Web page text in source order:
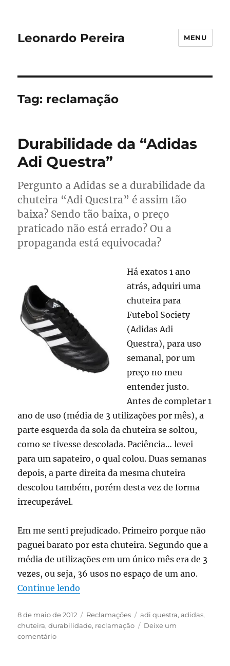
Leonardo Pereira MENU
Tag: reclamação
Durabilidade da “Adidas
Adi Questra”
Pergunto a Adidas se a durabilidade da
chuteira “Adi Questra” é assim tão
baixa? Sendo tão baixa, o preço
praticado não está errado? Ou a
propaganda está equivocada?
Há exatos 1 ano
atrás, adquiri uma
chuteira para
Futebol Society
(Adidas Adi
Questra), para uso
semanal, por um
preço no meu
entender justo.
Antes de completar 1
ano de uso (média de 3 utilizações por mês), a
parte esquerda da sola da chuteira se soltou,
como se tivesse descolada. Paciência… levei
para um sapateiro, o qual colou. Duas semanas
depois, a parte direita da mesma chuteira
descolou também, porém desta vez de forma
irrecuperável.
Em me senti prejudicado. Primeiro porque não
paguei barato por esta chuteira. Segundo que a
média de utilizações em um único mês era de 3
vezes, ou seja, 36 usos no espaço de um ano.
Continue lendo
Publicado
em
8 de maio de 2012 Categorias
Reclamações Tags
adi questra,adidas,
chuteira,durabilidade, reclamação
Deixe um
comentárioem